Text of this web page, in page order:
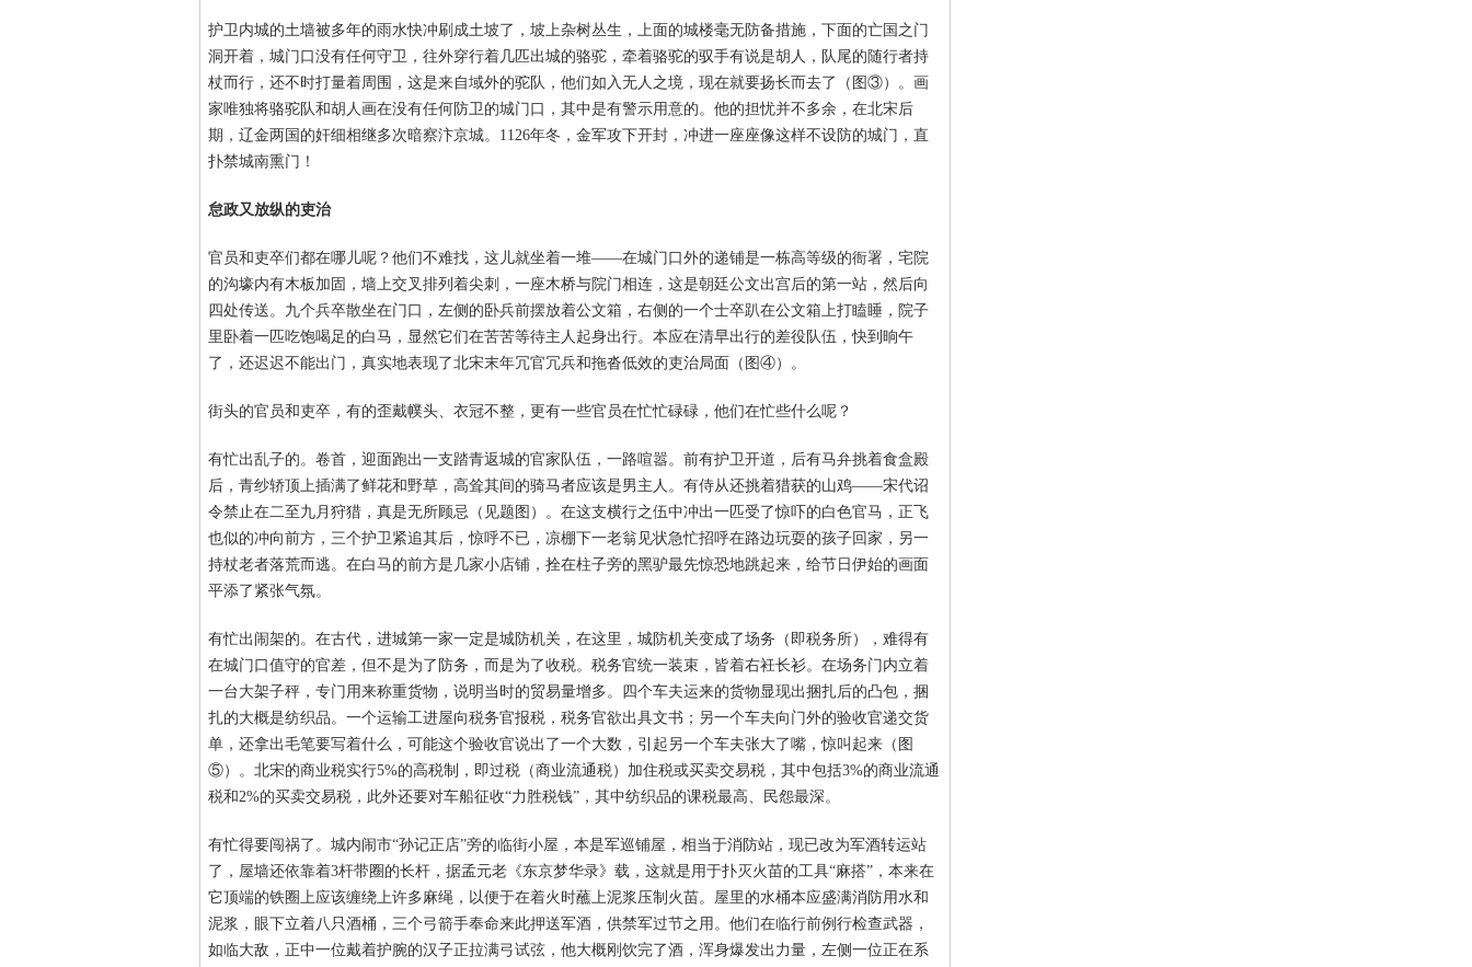
护卫内城的土墙被多年的雨水快冲刷成土坡了，坡上杂树丛生，上面的城楼毫无防备措施，下面的亡国之门
洞开着，城门口没有任何守卫，往外穿行着几匹出城的骆驼，牵着骆驼的驭手有说是胡人，队尾的随行者持
杖而行，还不时打量着周围，这是来自域外的驼队，他们如入无人之境，现在就要扬长而去了（图③）。画
家唯独将骆驼队和胡人画在没有任何防卫的城门口，其中是有警示用意的。他的担忧并不多余，在北宋后
期，辽金两国的奸细相继多次暗察汴京城。1126年冬，金军攻下开封，冲进一座座像这样不设防的城门，直
扑禁城南熏门！
怠政又放纵的吏治
官员和吏卒们都在哪儿呢？他们不难找，这儿就坐着一堆——在城门口外的递铺是一栋高等级的衙署，宅院
的沟壕内有木板加固，墙上交叉排列着尖刺，一座木桥与院门相连，这是朝廷公文出宫后的第一站，然后向
四处传送。九个兵卒散坐在门口，左侧的卧兵前摆放着公文箱，右侧的一个士卒趴在公文箱上打瞌睡，院子
里卧着一匹吃饱喝足的白马，显然它们在苦苦等待主人起身出行。本应在清早出行的差役队伍，快到晌午
了，还迟迟不能出门，真实地表现了北宋末年冗官冗兵和拖沓低效的吏治局面（图④）。
街头的官员和吏卒，有的歪戴幞头、衣冠不整，更有一些官员在忙忙碌碌，他们在忙些什么呢？
有忙出乱子的。卷首，迎面跑出一支踏青返城的官家队伍，一路喧嚣。前有护卫开道，后有马弁挑着食盒殿
后，青纱轿顶上插满了鲜花和野草，高耸其间的骑马者应该是男主人。有侍从还挑着猎获的山鸡——宋代诏
令禁止在二至九月狩猎，真是无所顾忌（见题图）。在这支横行之伍中冲出一匹受了惊吓的白色官马，正飞
也似的冲向前方，三个护卫紧追其后，惊呼不已，凉棚下一老翁见状急忙招呼在路边玩耍的孩子回家，另一
持杖老者落荒而逃。在白马的前方是几家小店铺，拴在柱子旁的黑驴最先惊恐地跳起来，给节日伊始的画面
平添了紧张气氛。
有忙出闹架的。在古代，进城第一家一定是城防机关，在这里，城防机关变成了场务（即税务所），难得有
在城门口值守的官差，但不是为了防务，而是为了收税。税务官统一装束，皆着右衽长衫。在场务门内立着
一台大架子秤，专门用来称重货物，说明当时的贸易量增多。四个车夫运来的货物显现出捆扎后的凸包，捆
扎的大概是纺织品。一个运输工进屋向税务官报税，税务官欲出具文书；另一个车夫向门外的验收官递交货
单，还拿出毛笔要写着什么，可能这个验收官说出了一个大数，引起另一个车夫张大了嘴，惊叫起来（图
⑤）。北宋的商业税实行5%的高税制，即过税（商业流通税）加住税或买卖交易税，其中包括3%的商业流通
税和2%的买卖交易税，此外还要对车船征收“力胜税钱”，其中纺织品的课税最高、民怨最深。
有忙得要闯祸了。城内闹市“孙记正店”旁的临街小屋，本是军巡铺屋，相当于消防站，现已改为军酒转运站
了，屋墙还依靠着3杆带圈的长杆，据孟元老《东京梦华录》载，这就是用于扑灭火苗的工具“麻搭”，本来在
它顶端的铁圈上应该缠绕上许多麻绳，以便于在着火时蘸上泥浆压制火苗。屋里的水桶本应盛满消防用水和
泥浆，眼下立着八只酒桶，三个弓箭手奉命来此押送军酒，供禁军过节之用。他们在临行前例行检查武器，
如临大敌，正中一位戴着护腕的汉子正拉满弓试弦，他大概刚饮完了酒，浑身爆发出力量，左侧一位正在系